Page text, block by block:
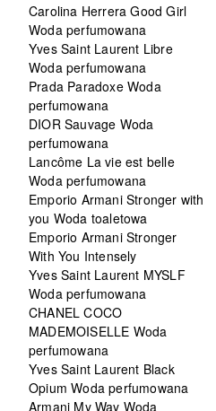
Carolina Herrera Good Girl
Woda perfumowana
Yves Saint Laurent Libre
Woda perfumowana
Prada Paradoxe Woda
perfumowana
DIOR Sauvage Woda
perfumowana
Lancôme La vie est belle
Woda perfumowana
Emporio Armani Stronger with
you Woda toaletowa
Emporio Armani Stronger
With You Intensely
Yves Saint Laurent MYSLF
Woda perfumowana
CHANEL COCO
MADEMOISELLE Woda
perfumowana
Yves Saint Laurent Black
Opium Woda perfumowana
Armani My Way Woda